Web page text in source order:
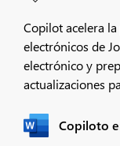
Copilot acelera
electrónicos de
electrónico y
actualizaciones
Copiloto